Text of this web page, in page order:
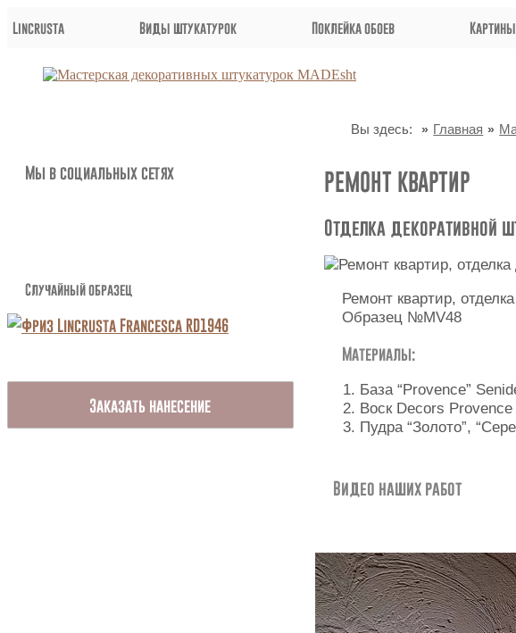
Lincrusta Виды штукатурок Поклейка обоев Картины
Вы здесь: Главная
РЕМОНТ КВАРТИР
Отделка декоративной
Ремонт квартир,
Образец №MV48
Материалы:
База “Provence”
Воск Decors
Пудра “Золото”,
Видео наших работ
Мы в социальных сетях
Случайный образец
Заказать нанесение